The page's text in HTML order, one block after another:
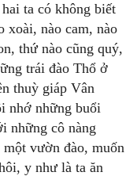
ta có không biết
xoài, nào cam, nào
thứ nào cũng quý,
trái đào Thổ ở
thuỳ giáp Vân
nhớ những buổi
những cô nàng
vườn đào, muốn
y như là ta ăn